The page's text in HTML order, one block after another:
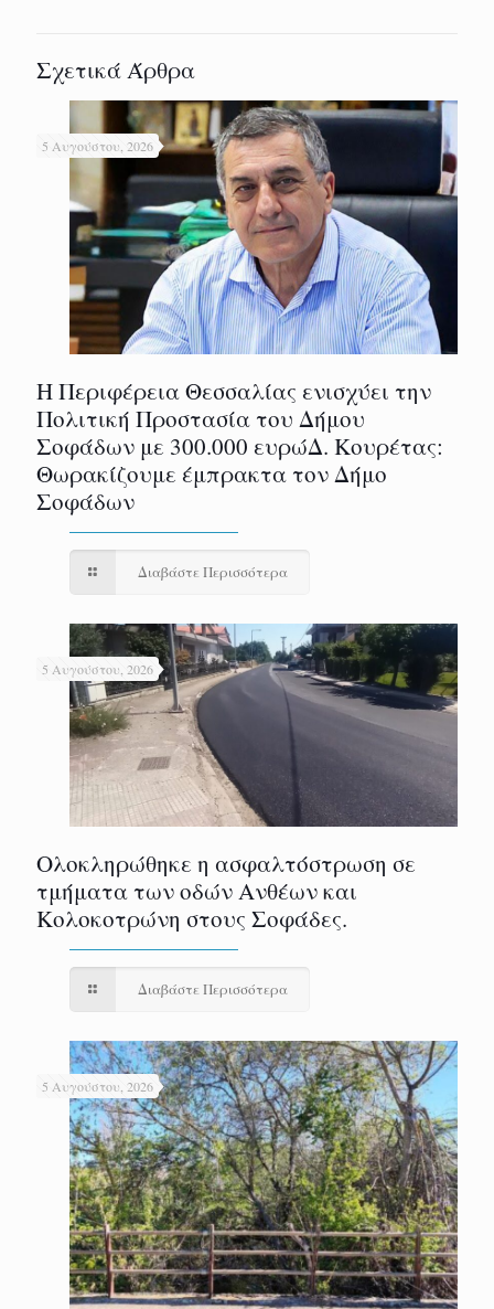
Σχετικά Άρθρα
5 Αυγούστου, 2026
Η Περιφέρεια Θεσσαλίας ενισχύει την
Πολιτική Προστασία του Δήμου
Σοφάδων με 300.000 ευρώΔ. Κουρέτας:
Θωρακίζουμε έμπρακτα τον Δήμο
Σοφάδων
Διαβάστε Περισσότερα
5 Αυγούστου, 2026
Ολοκληρώθηκε η ασφαλτόστρωση σε
τμήματα των οδών Ανθέων και
Κολοκοτρώνη στους Σοφάδες.
Διαβάστε Περισσότερα
5 Αυγούστου, 2026